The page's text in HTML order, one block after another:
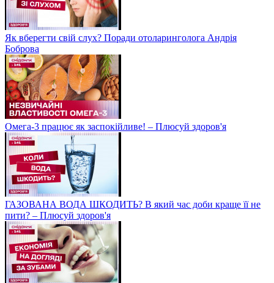
Як вберегти свій слух? Поради отоларинголога Андрія
Боброва
Омега-3 працює як заспокійливе! – Плюсуй здоров'я
ГАЗОВАНА ВОДА ШКОДИТЬ? В який час доби краще її не
пити? – Плюсуй здоров'я